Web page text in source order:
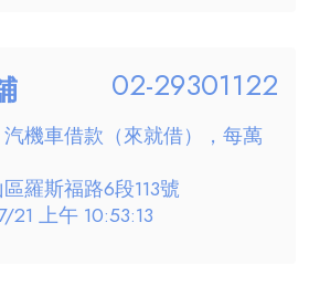
02-29301122
機車借款（來就借），每萬
羅斯福路6段113號
上午 10:53:13